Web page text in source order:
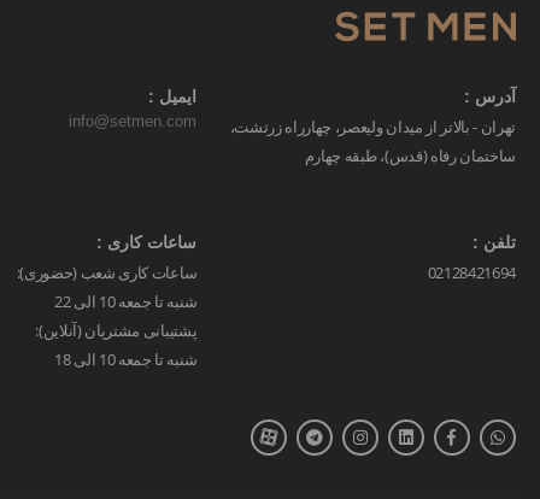
آدرس :
تهران - بالاتر از میدان ولیعصر، چهارراه زرتشت،
ساختمان رفاه (قدس)، طبقه چهارم
ایمیل :
info@setmen.com
تلفن :
02128421694
ساعات کاری :
ساعات کاری شعب (حضوری):
شنبه تا جمعه 10 الی 22
پشتیبانی مشتریان (آنلاین):
شنبه تا جمعه 10 الی 18